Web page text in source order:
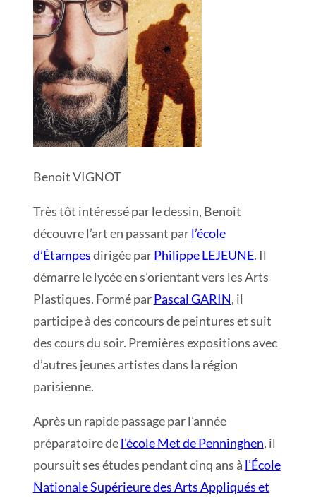
Benoit VIGNOT
Très tôt intéressé par le dessin, Benoit
découvre l’art en passant parl’école
d’Étampesdirigée parPhilippe LEJEUNE. Il
démarre le lycée en s’orientant vers les Arts
Plastiques. Formé parPascal GARIN, il
participe à des concours de peintures et suit
des cours du soir. Premières expositions avec
d’autres jeunes artistes dans la région
parisienne.
Après un rapide passage par l’année
préparatoire del’école Met de Penninghen, il
poursuit ses études pendant cinq ans à l’École
Nationale Supérieure des Arts Appliqués et